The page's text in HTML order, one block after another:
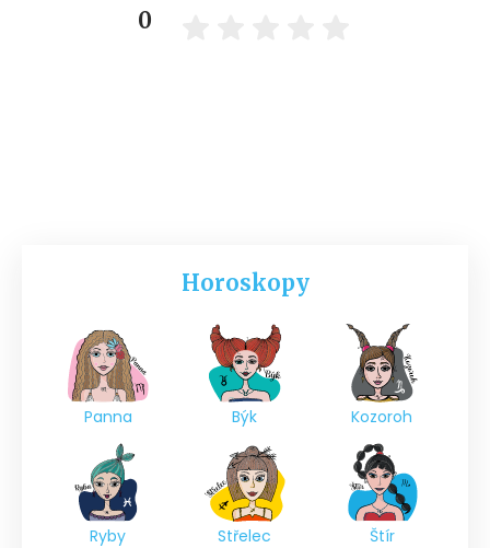
0
Horoskopy
Panna Býk Kozoroh
Ryby Střelec Štír